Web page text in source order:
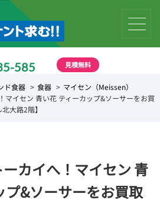
585 見積無料
ド食器 食器
マイセン（Meissen）
マイセン 青い花 ティーカップ&ソーサーをお買
大路2階】
カイへ！マイセン 青
プ&ソーサーをお買取